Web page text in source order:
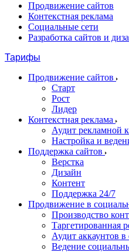
Продвижение сайтов
Контекстная реклама
Социальные сети
Разработка сайтов и
Тарифы
Продвижение сайтов
Старт
Рост
Лидер
Контекстная реклама
Аудит рекламной
Настройка и
Поддержка сайтов
Верстка
Дизайн
Контент
Поддержка 24/7
Продвижение в
Производство
Таргетированная
Аудит аккаунтов
Ведение